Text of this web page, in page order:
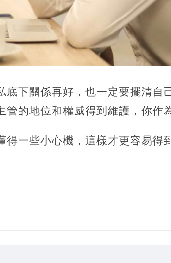
底下關係再好，也一定要擺清自
的地位和權威得到維護，你作
一些小心機，這樣才更容易得